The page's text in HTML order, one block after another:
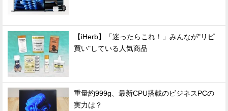
【iHerb】「迷ったらこれ！」みんなが"リピ
買い"している人気商品
重量約999g、最新CPU搭載のビジネスPCの
実力は？